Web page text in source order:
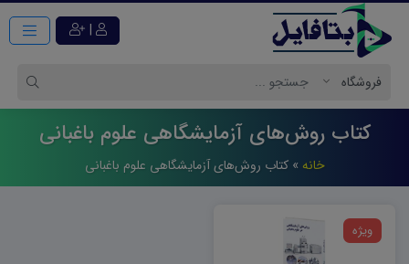
|
کتاب روش‌های آزمایشگاهی علوم باغبانی
خانه »کتاب روش‌های آزمایشگاهی علوم باغبانی
ویژه